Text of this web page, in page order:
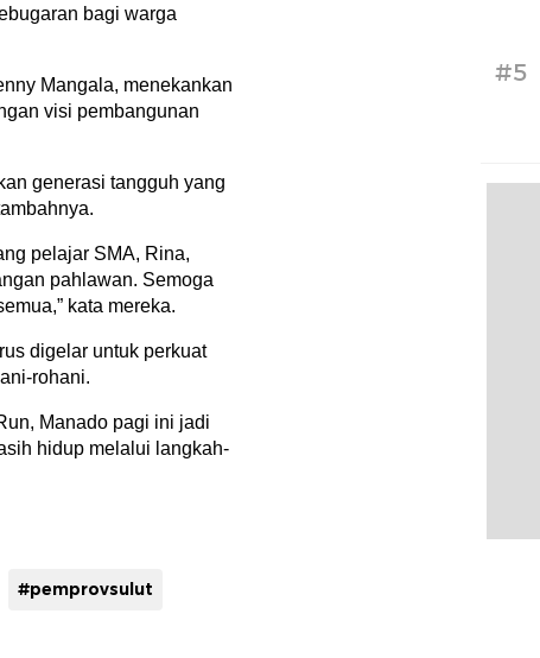
bagi warga
Mangala, menekankan
visi pembangunan
generasi tangguh yang
pelajar SMA, Rina,
pahlawan. Semoga
kata mereka.
digelar untuk perkuat
rohani.
Manado pagi ini jadi
hidup melalui langkah-
#pemprovsulut
#5